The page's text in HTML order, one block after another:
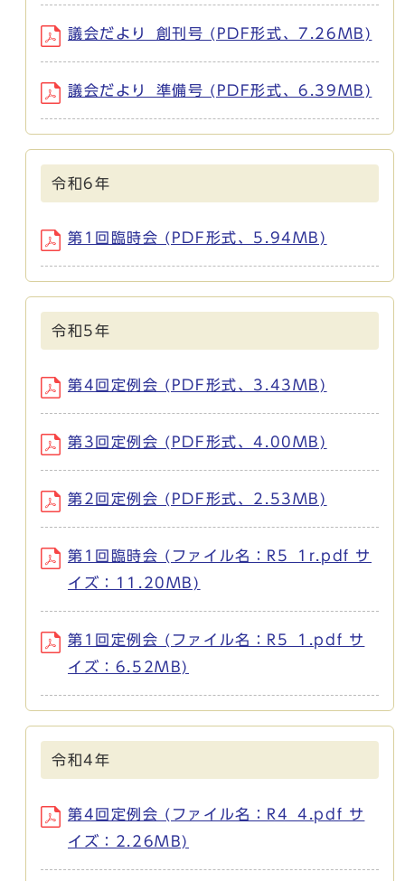
議会だより_創刊号 (PDF形式、7.26MB)
議会だより_準備号 (PDF形式、6.39MB)
令和6年
第1回臨時会 (PDF形式、5.94MB)
令和5年
第4回定例会 (PDF形式、3.43MB)
第3回定例会 (PDF形式、4.00MB)
第2回定例会 (PDF形式、2.53MB)
第1回臨時会 (ファイル名：R5_1r.pdf サ
イズ：11.20MB)
第1回定例会 (ファイル名：R5_1.pdf サ
イズ：6.52MB)
令和4年
第4回定例会 (ファイル名：R4_4.pdf サ
イズ：2.26MB)